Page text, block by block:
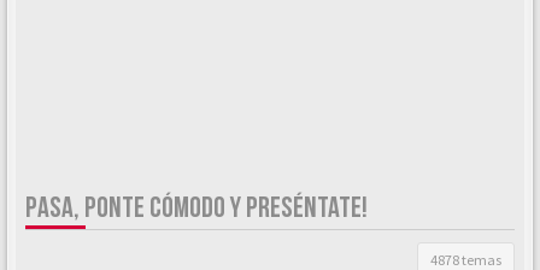
PASA, PONTE CÓMODO Y PRESÉNTATE!
4878 temas